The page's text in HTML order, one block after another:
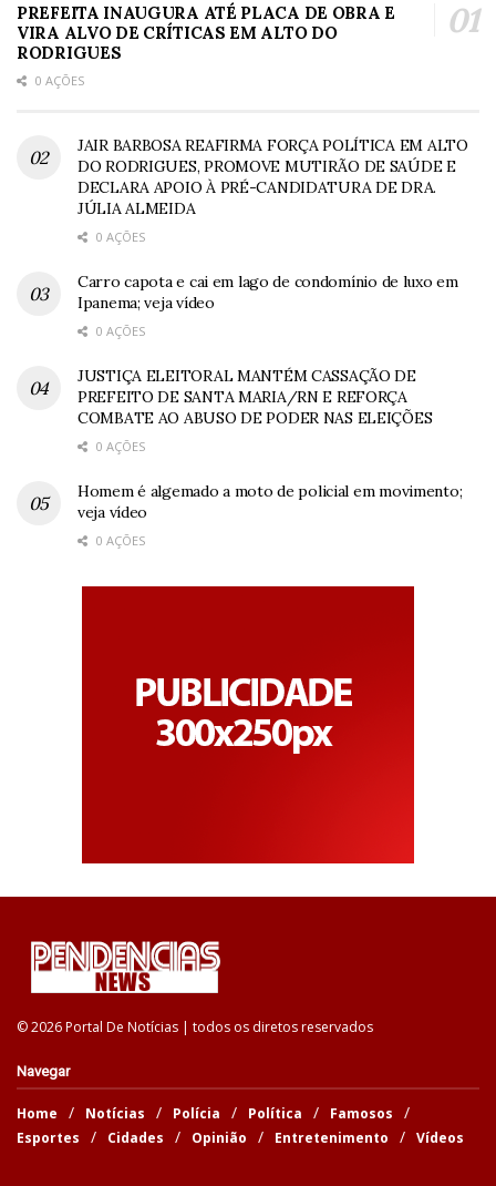
PREFEITA INAUGURA ATÉ PLACA DE OBRA E
VIRA ALVO DE CRÍTICAS EM ALTO DO
RODRIGUES
0 AÇÕES
JAIR BARBOSA REAFIRMA FORÇA POLÍTICA EM ALTO
DO RODRIGUES, PROMOVE MUTIRÃO DE SAÚDE E
DECLARA APOIO À PRÉ-CANDIDATURA DE DRA.
JÚLIA ALMEIDA
0 AÇÕES
Carro capota e cai em lago de condomínio de luxo em
Ipanema; veja vídeo
0 AÇÕES
JUSTIÇA ELEITORAL MANTÉM CASSAÇÃO DE
PREFEITO DE SANTA MARIA/RN E REFORÇA
COMBATE AO ABUSO DE PODER NAS ELEIÇÕES
0 AÇÕES
Homem é algemado a moto de policial em movimento;
veja vídeo
0 AÇÕES
© 2026 Portal De Notícias | todos os diretos reservados
Navegar
Home Notícias Polícia Política
Famosos
Esportes
Cidades Opinião Entretenimento Vídeos